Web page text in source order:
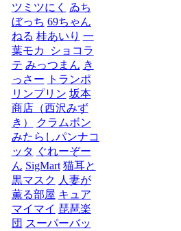
ツミツにく
ゐち
ぼっち 69ちゃん
ねる 桂あいり 一
葉モカ_ショコラ
テ みっつまん き
っさー
トランポ
リンプリン 坂本
商店（西沢みず
き）
クラムボン
みたらしパンナコ
ッタ ぐれーぞー
ん SigMart 猫耳と
黒マスク 人妻が
薫る部屋 キュア
マイマイ 琵琶楽
団 スーパーバッ